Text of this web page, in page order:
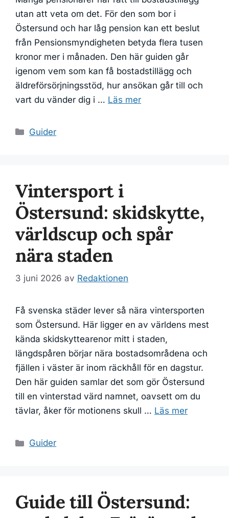
utan att veta om det. För den som bor i
Östersund och har låg pension kan ett beslut
från Pensionsmyndigheten betyda flera tusen
kronor mer i månaden. Den här guiden går
igenom vem som kan få bostadstillägg och
äldreförsörjningsstöd, hur ansökan går till och
vart du vänder dig i … Läs mer
Kategorier
Guider
Vintersport i
Östersund: skidskytte,
världscup och spår
nära staden
3 juni 2026 av Redaktionen
Få svenska städer lever så nära vintersporten
som Östersund. Här ligger en av världens mest
kända skidskyttearenor mitt i staden,
längdspåren börjar nära bostadsområdena och
fjällen i väster är inom räckhåll för en dagstur.
Den här guiden samlar det som gör Östersund
till en vinterstad värd namnet, oavsett om du
tävlar, åker för motionens skull … Läs mer
Kategorier
Guider
Guide till Östersund: